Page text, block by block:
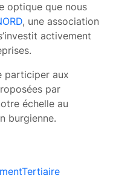
optique que nous
, une association
activement
participer aux
par
échelle au
burgienne.
hashtag